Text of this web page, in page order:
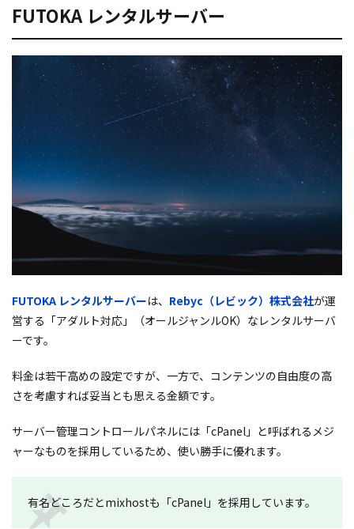
FUTOKA レンタルサーバー
FUTOKA レンタルサーバーは、 Rebyc（レビック）株式会社が運
営する「アダルト対応」（オールジャンルOK）なレンタルサーバ
ーです。
料金は若干高めの設定ですが、一方で、コンテンツの自由度の高
さを考慮すれば妥当とも思える金額です。
サーバー管理コントロールパネルには「cPanel」と呼ばれるメジ
ャーなものを採用しているため、使い勝手に優れます。
有名どころだとmixhostも「cPanel」を採用しています。